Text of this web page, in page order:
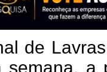
de
semana, a